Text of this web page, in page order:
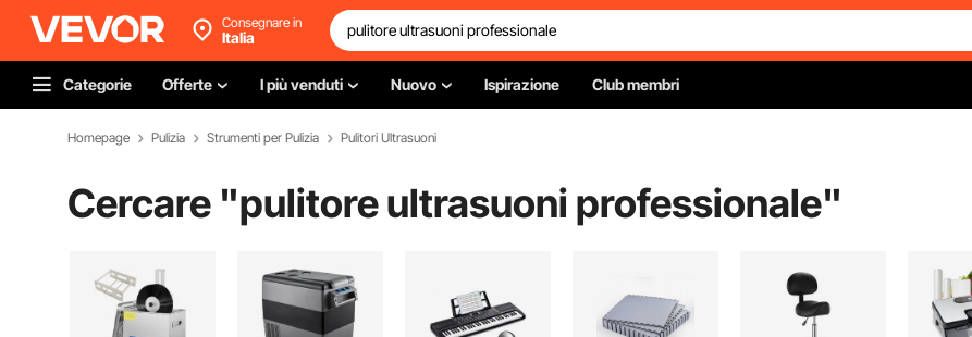
Consegnare in
Italia
Categorie Offerte I più venduti Nuovo Ispirazione Club membri
Homepage Pulizia Strumenti per Pulizia Pulitori Ultrasuoni
Cercare "pulitore ultrasuoni professionale"